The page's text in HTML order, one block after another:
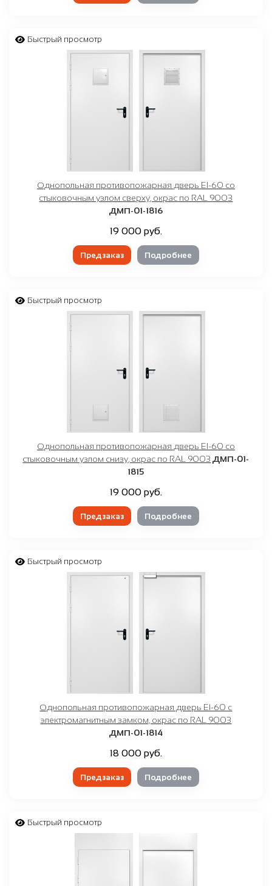
Быстрый просмотр
Однопольная противопожарная дверь EI-60 со
стыковочным узлом сверху, окрас по RAL 9003
ДМП-01-1816
19 000 руб.
Предзаказ Подробнее
Быстрый просмотр
Однопольная противопожарная дверь EI-60 со
стыковочным узлом снизу, окрас по RAL 9003 ДМП-01-
1815
19 000 руб.
Предзаказ Подробнее
Быстрый просмотр
Однопольная противопожарная дверь EI-60 с
электромагнитным замком, окрас по RAL 9003
ДМП-01-1814
18 000 руб.
Предзаказ Подробнее
Быстрый просмотр